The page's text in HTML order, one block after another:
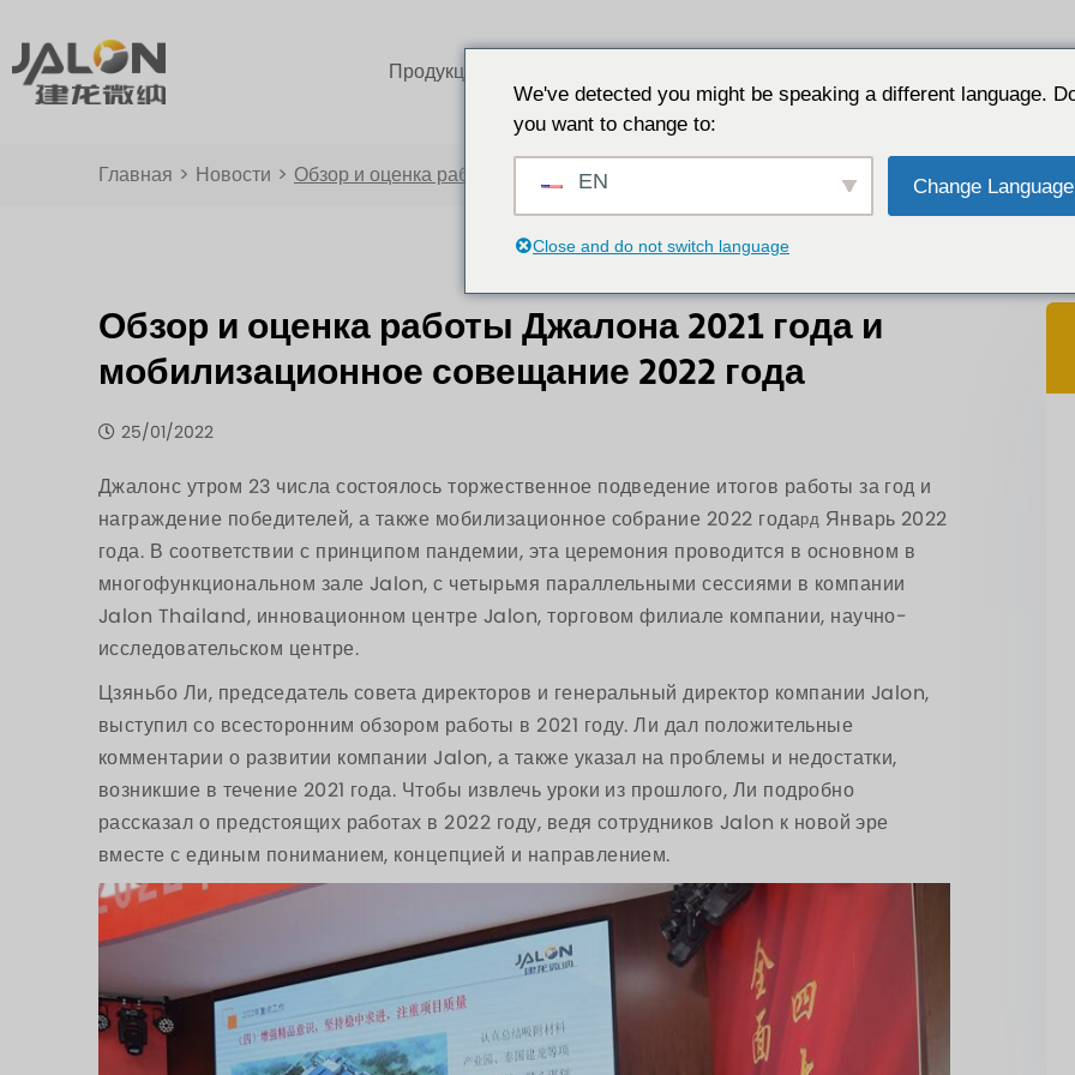
Продукция
Главная > Новости > Обзор и оценка работы Джалона 2021 года и мобилизационное совещание 2022 года
Обзор и оценка работы Джалона 2021 года и
мобилизационное совещание 2022 года
25/01/2022
Джалонс утром 23 числа состоялось торжественное подведение итогов работы за год и
награждение победителей, а также мобилизационное собрание 2022 годард Январь 2022
года. В соответствии с принципом пандемии, эта церемония проводится в основном в
многофункциональном зале Jalon, с четырьмя параллельными сессиями в компании
Jalon Thailand, инновационном центре Jalon, торговом филиале компании, научно-
исследовательском центре.
Цзяньбо Ли, председатель совета директоров и генеральный директор компании Jalon,
выступил со всесторонним обзором работы в 2021 году. Ли дал положительные
комментарии о развитии компании Jalon, а также указал на проблемы и недостатки,
возникшие в течение 2021 года. Чтобы извлечь уроки из прошлого, Ли подробно
рассказал о предстоящих работах в 2022 году, ведя сотрудников Jalon к новой эре
вместе с единым пониманием, концепцией и направлением.
We've detected you might be speaking a different language.
you want to change to:
EN Change Language
Close and do not switch language